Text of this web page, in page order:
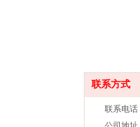
联系方式
联系电